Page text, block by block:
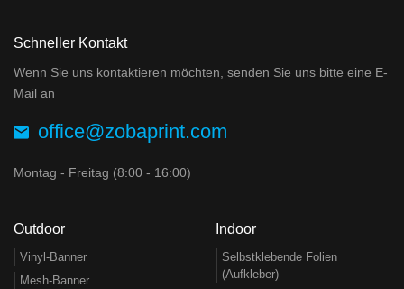
Schneller Kontakt
Wenn Sie uns kontaktieren möchten, senden Sie uns bitte eine E-
Mail an
office@zobaprint.com
Montag - Freitag (8:00 - 16:00)
Outdoor
Vinyl-Banner
Mesh-Banner
Indoor
Selbstklebende Folien
(Aufkleber)